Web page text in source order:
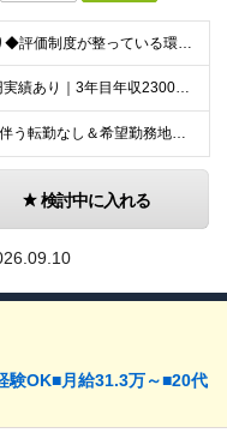
未経験OK！研修あり◆評価制度が整っている環境で働きたい方・休みと収入が安定してる環境で長く働きたい方歓迎 ★業界経験、営業経験⼀切不問 ★PCスキル不問 ★学歴不問 ★今の環境に満⾜できない⽅、ぜ
★1年目年収880万円実績あり｜3年目年収2300万円実績あり｜未経験スタートで月給30万円以上保証 ＜新宿／錦糸町／新橋／渋谷／大森＞ ★月給40万円＋毎月インセンティブ＋交通費＋各種手当＋特別
★原則、引っ越しを伴う転勤なし＆希望勤務地確約 札幌／青森／八戸／仙台／宇都宮／水戸／新宿／錦糸町／立川／横浜／大宮／千葉／静岡／名古屋／沼津／浜松／豊橋／新潟／長野／富山／金沢／高松／松山／広島／
検討中に入れる
験OK■月給31.3万～■20代